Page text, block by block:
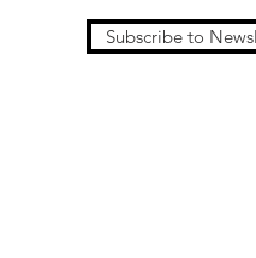
Subscribe to